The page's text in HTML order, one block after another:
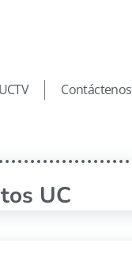
Contáctenos
UC